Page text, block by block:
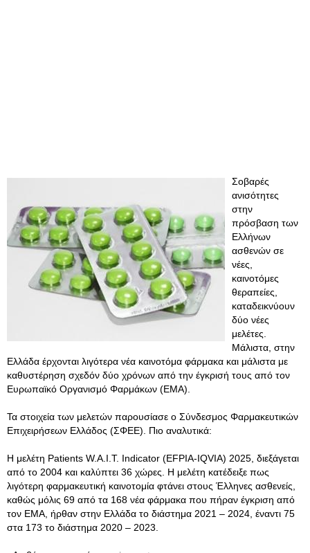
Σοβαρές
ανισότητες
στην
πρόσβαση των
Ελλήνων
ασθενών σε
νέες,
καινοτόμες
θεραπείες,
καταδεικνύουν
δύο νέες
μελέτες.
Μάλιστα, στην
Ελλάδα έρχονται λιγότερα νέα καινοτόμα φάρμακα και μάλιστα με
καθυστέρηση σχεδόν δύο χρόνων από την έγκρισή τους από τον
Ευρωπαϊκό Οργανισμό Φαρμάκων (ΕΜΑ).
Τα στοιχεία των μελετών παρουσίασε ο Σύνδεσμος Φαρμακευτικών
Επιχειρήσεων Ελλάδος (ΣΦΕΕ). Πιο αναλυτικά:
Η μελέτη Patients W.A.I.T. Indicator (EFPIA-IQVIA) 2025, διεξάγεται
από το 2004 και καλύπτει 36 χώρες. Η μελέτη κατέδειξε πως
λιγότερη φαρμακευτική καινοτομία φτάνει στους Έλληνες ασθενείς,
καθώς μόλις 69 από τα 168 νέα φάρμακα που πήραν έγκριση από
τον ΕΜΑ, ήρθαν στην Ελλάδα το διάστημα 2021 – 2024, έναντι 75
στα 173 το διάστημα 2020 – 2023.